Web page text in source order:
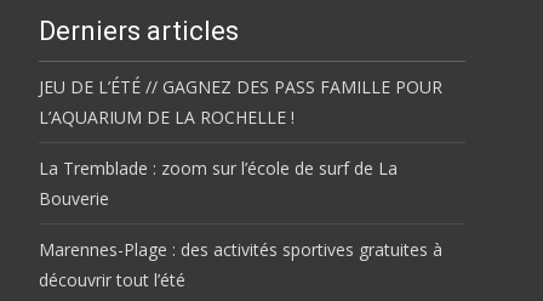
Derniers articles
JEU DE L’ÉTÉ // GAGNEZ DES PASS FAMILLE POUR
L’AQUARIUM DE LA ROCHELLE !
La Tremblade : zoom sur l’école de surf de La
Bouverie
Marennes-Plage : des activités sportives gratuites à
découvrir tout l’été